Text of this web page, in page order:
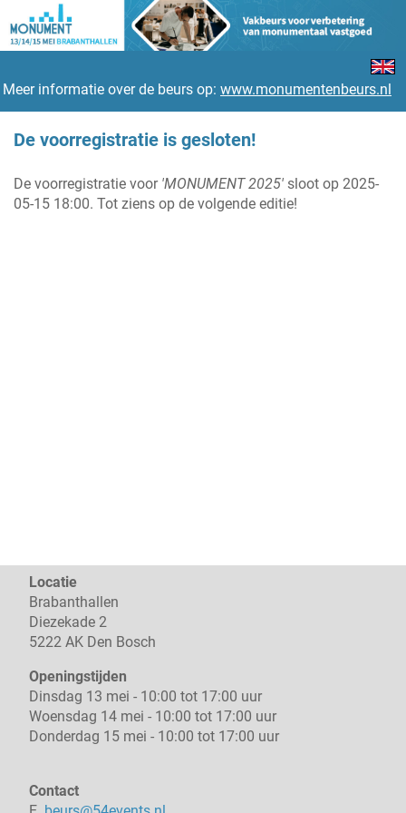
Meer informatie over de beurs op: www.monumentenbeurs.nl
De voorregistratie is gesloten!
De voorregistratie voor 'MONUMENT 2025' sloot op 2025-
05-15 18:00. Tot ziens op de volgende editie!
Locatie
Brabanthallen
Diezekade 2
5222 AK Den Bosch
Openingstijden
Dinsdag 13 mei - 10:00 tot 17:00 uur
Woensdag 14 mei - 10:00 tot 17:00 uur
Donderdag 15 mei - 10:00 tot 17:00 uur
Contact